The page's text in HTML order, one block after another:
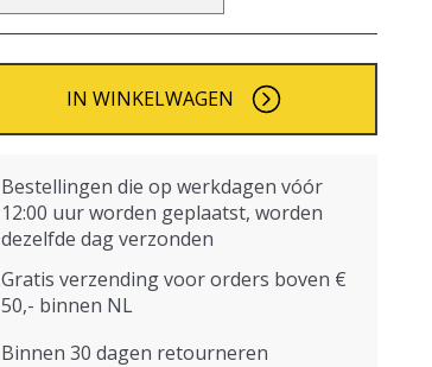
IN WINKELWAGEN
Bestellingen die op werkdagen vóór
12:00 uur worden geplaatst, worden
dezelfde dag verzonden
Gratis verzending voor orders boven €
50,- binnen NL
Binnen 30 dagen retourneren